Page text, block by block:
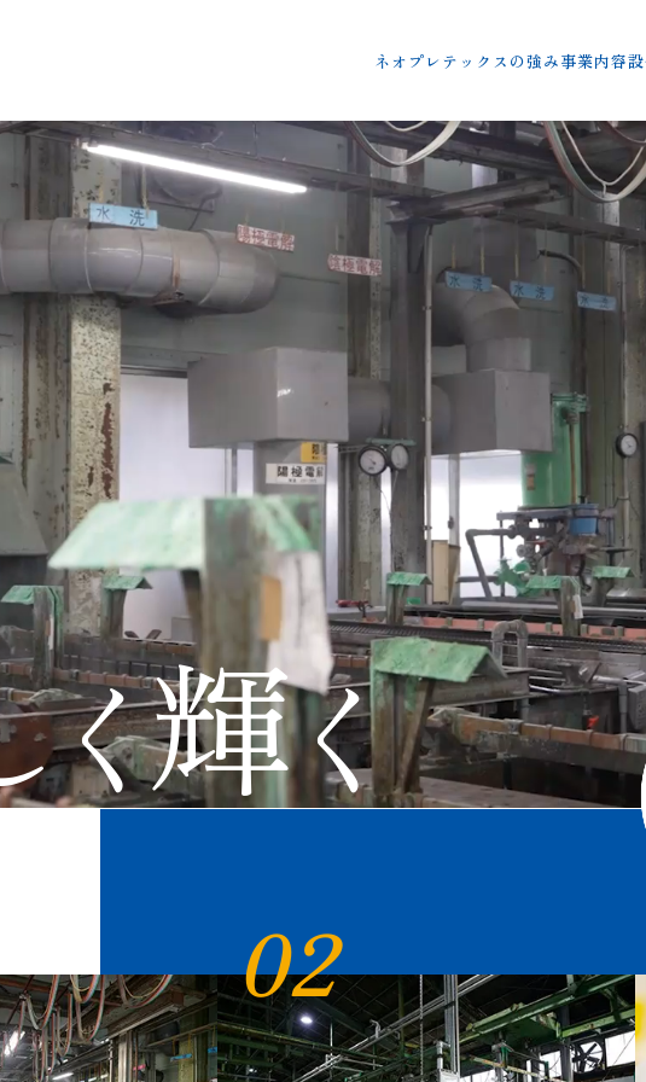
ネオプレテックスの強み事業内容
く輝く
02